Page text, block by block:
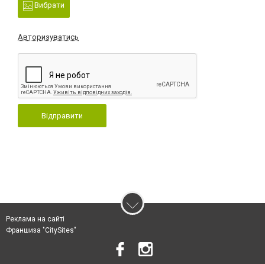
Вибрати
Авторизуватись
Відправити
Реклама на сайті
Франшиза "CitySites"